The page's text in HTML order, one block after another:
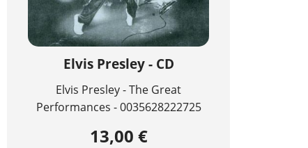
Elvis Presley - CD
Elvis Presley - The Great
Performances - 0035628222725
13,00 €